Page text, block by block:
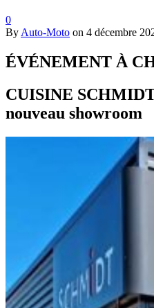
0
By Auto-Moto on 4 décembre
ÉVÉNEMENT À
CUISINE
nouveau showroom